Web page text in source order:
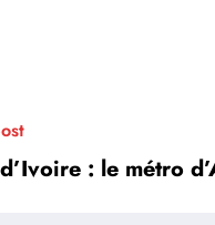
: le métro